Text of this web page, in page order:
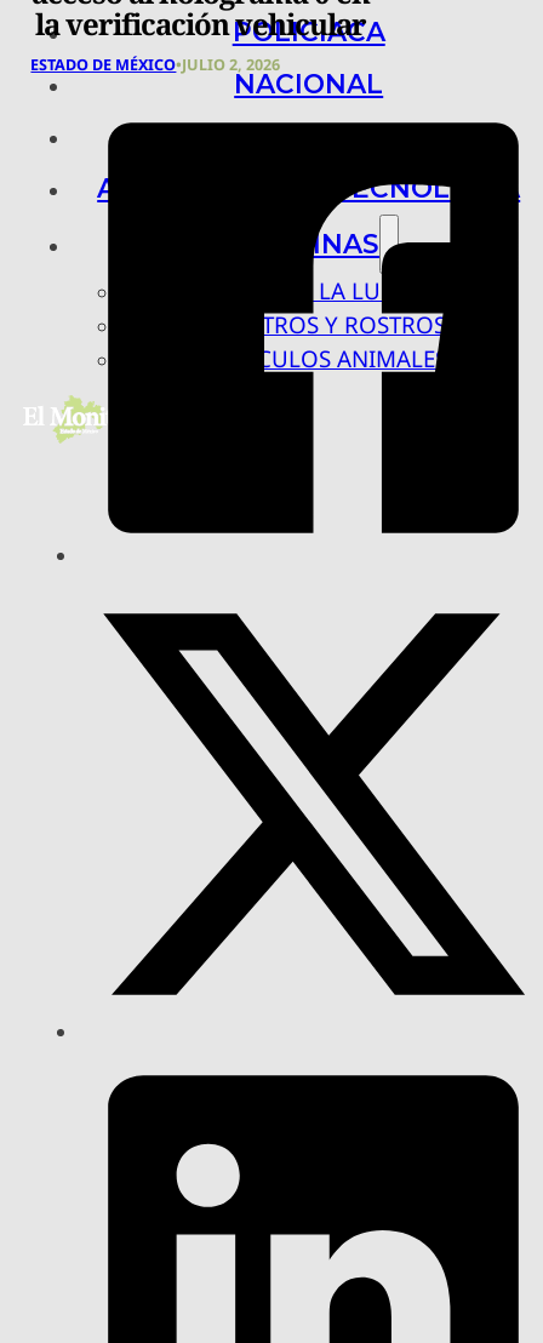
POLICIACA
NACIONAL
ARTE, CIENCIA Y TECNOLOGÍA
COLUMNAS
BAJO LA LUPA
RASTROS Y ROSTROS
VÍNCULOS ANIMALES
la verificación vehicular
ESTADO DE MÉXICO•JULIO 2, 2026